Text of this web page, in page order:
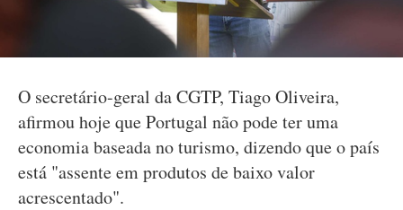
O secretário-geral da CGTP, Tiago Oliveira,
afirmou hoje que Portugal não pode ter uma
economia baseada no turismo, dizendo que o país
está "assente em produtos de baixo valor
acrescentado".